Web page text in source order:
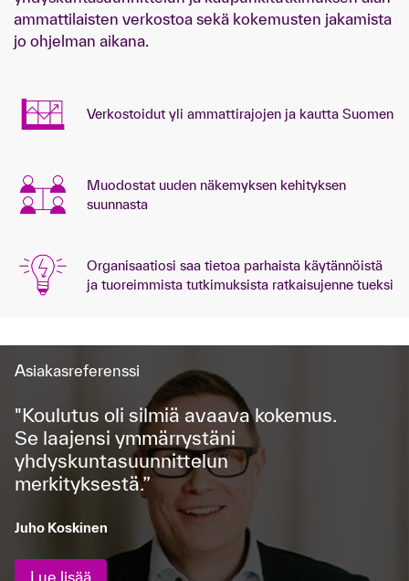
ammattilaisten verkostoa sekä kokemusten jakamista
jo ohjelman aikana.
Verkostoidut yli ammattirajojen ja kautta Suomen
Muodostat uuden näkemyksen kehityksen
suunnasta
Organisaatiosi saa tietoa parhaista käytännöistä
ja tuoreimmista tutkimuksista ratkaisujenne tueksi
Asiakasreferenssi
"Koulutus oli silmiä avaava kokemus.
Se laajensi ymmärrystäni
yhdyskuntasuunnittelun
merkityksestä.”
Juho Koskinen
Lue lisää